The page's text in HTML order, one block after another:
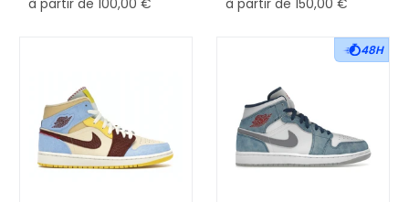
en caoutchouc rose quartz reprend la teinte dominante
de l’empeigne, pour une finition harmonieuse et facile à
Disponible en version neuve ou reconditionnée selon les
stocks, la Air Jordan 1 Mid Pink Quartz séduit par son
équilibre entre douceur et structure, idéale pour un look
affirmé tout en légèreté.
à partir de 100,00 € à partir de 150,00 €
48H